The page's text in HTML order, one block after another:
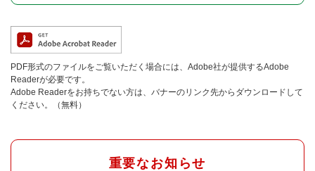
PDF形式のファイルをご覧いただく場合には、Adobe社が提供するAdobe
Readerが必要です。
Adobe Readerをお持ちでない方は、バナーのリンク先からダウンロードして
ください。（無料）
重要なお知らせ